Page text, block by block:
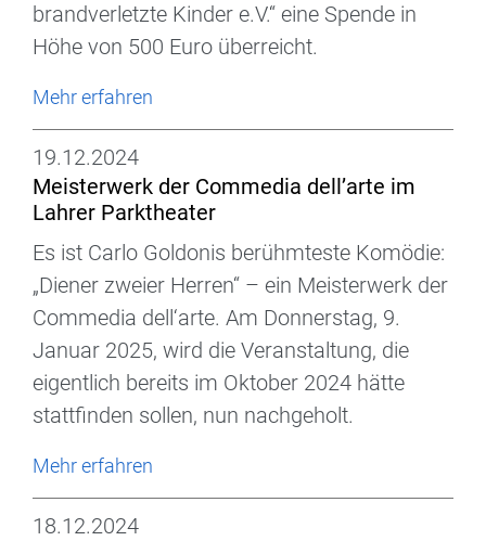
brandverletzte Kinder e.V.“ eine Spende in
Höhe von 500 Euro überreicht.
Mehr erfahren
19.12.2024
Meisterwerk der Commedia dell’arte im
Lahrer Parktheater
Es ist Carlo Goldonis berühmteste Komödie:
„Diener zweier Herren“ – ein Meisterwerk der
Commedia dell‘arte. Am Donnerstag, 9.
Januar 2025, wird die Veranstaltung, die
eigentlich bereits im Oktober 2024 hätte
stattfinden sollen, nun nachgeholt.
Mehr erfahren
18.12.2024